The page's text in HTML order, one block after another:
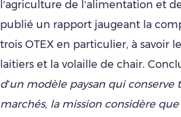
l’agriculture de l’alimentation et
publié un rapport jaugeant la
trois OTEX en particulier, à savoir
laitiers et la volaille de chair.
d’un modèle paysan qui
marchés, la mission considère